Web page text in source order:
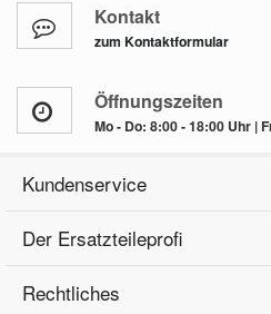
Kontakt
zum Kontaktformular
Öffnungszeiten
Mo - Do: 8:00 - 18:00 Uhr |
Kundenservice
Der Ersatzteileprofi
Rechtliches